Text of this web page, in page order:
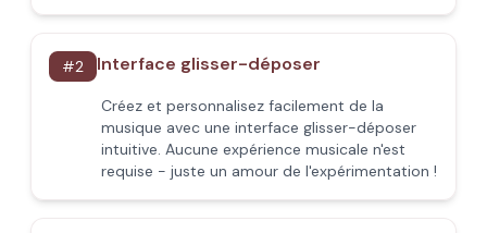
#2 Interface glisser-déposer
Créez et personnalisez facilement de la
musique avec une interface glisser-déposer
intuitive. Aucune expérience musicale n'est
requise - juste un amour de l'expérimentation !